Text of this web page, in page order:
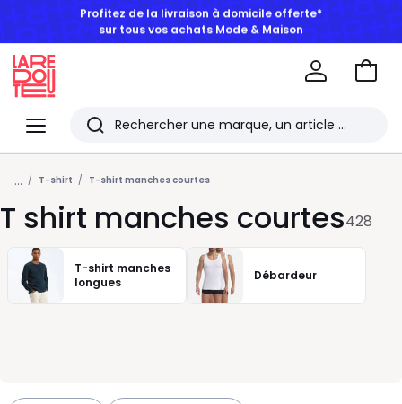
BONS PLANS | Jusqu'à -50% dès 2 articles*
Menu
Redoute
Rechercher
Les
derniers
articles
consultés
Aller
... T-shirt T-shirt manches courtes
T shirt manches courtes428
T-shirt manches
longues
Débardeur